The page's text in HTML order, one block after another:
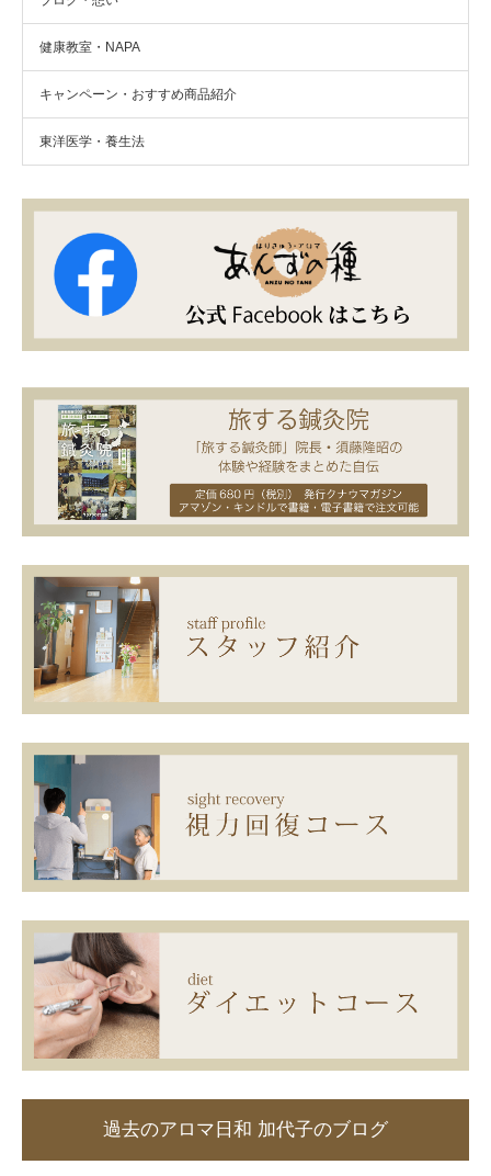
健康教室・NAPA
キャンペーン・おすすめ商品紹介
東洋医学・養生法
過去のアロマ日和 加代子のブログ